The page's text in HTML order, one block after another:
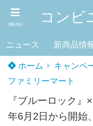
MENU コンビ
ニュース 新商品情
ホーム
キャンペ
ファミリーマート
『ブルーロック
年6月2日から開始